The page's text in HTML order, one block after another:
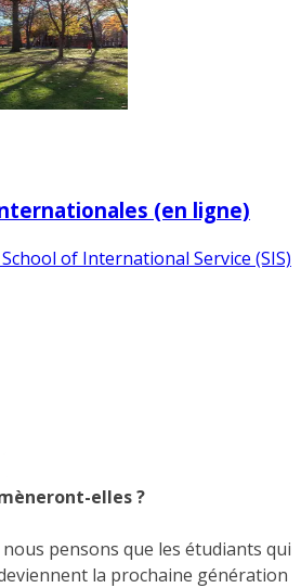
(en ligne)
of International Service (SIS)
elles ?
pensons que les étudiants qui
la prochaine génération